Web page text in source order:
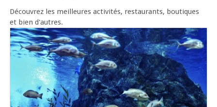
Découvrez les meilleures activités, restaurants, boutiques
et bien d'autres.